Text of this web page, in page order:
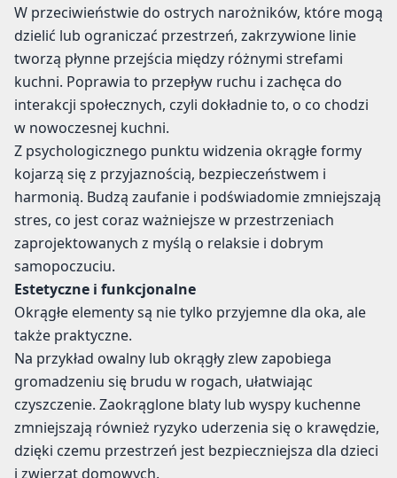
W przeciwieństwie do ostrych narożników, które mogą
dzielić lub ograniczać przestrzeń, zakrzywione linie
tworzą płynne przejścia między różnymi strefami
kuchni. Poprawia to przepływ ruchu i zachęca do
interakcji społecznych, czyli dokładnie to, o co chodzi
w nowoczesnej kuchni.
Z psychologicznego punktu widzenia okrągłe formy
kojarzą się z przyjaznością, bezpieczeństwem i
harmonią. Budzą zaufanie i podświadomie zmniejszają
stres, co jest coraz ważniejsze w przestrzeniach
zaprojektowanych z myślą o relaksie i dobrym
samopoczuciu.
Estetyczne i funkcjonalne
Okrągłe elementy są nie tylko przyjemne dla oka, ale
także praktyczne.
Na przykład owalny lub okrągły zlew zapobiega
gromadzeniu się brudu w rogach, ułatwiając
czyszczenie. Zaokrąglone blaty lub wyspy kuchenne
zmniejszają również ryzyko uderzenia się o krawędzie,
dzięki czemu przestrzeń jest bezpieczniejsza dla dzieci
i zwierząt domowych.